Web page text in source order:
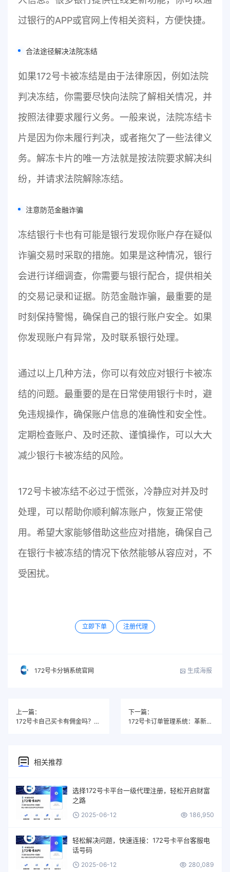
过银行的APP或官网上传相关资料，方便快捷。
合法途径解决法院冻结
如果172号卡被冻结是由于法律原因，例如法院
判决冻结，你需要尽快向法院了解相关情况，并
按照法律要求履行义务。一般来说，法院冻结卡
片是因为你未履行判决，或者拖欠了一些法律义
务。解冻卡片的唯一方法就是按法院要求解决纠
纷，并请求法院解除冻结。
注意防范金融诈骗
冻结银行卡也有可能是银行发现你账户存在疑似
诈骗交易时采取的措施。如果是这种情况，银行
会进行详细调查，你需要与银行配合，提供相关
的交易记录和证据。防范金融诈骗，最重要的是
时刻保持警惕，确保自己的银行账户安全。如果
你发现账户有异常，及时联系银行处理。
通过以上几种方法，你可以有效应对银行卡被冻
结的问题。最重要的是在日常使用银行卡时，避
免违规操作，确保账户信息的准确性和安全性。
定期检查账户、及时还款、谨慎操作，可以大大
减少银行卡被冻结的风险。
172号卡被冻结不必过于慌张，冷静应对并及时
处理，可以帮助你顺利解冻账户，恢复正常使
用。希望大家能够借助这些应对措施，确保自己
在银行卡被冻结的情况下依然能够从容应对，不
受困扰。
立即下单 注册代理
172号卡分销系统官网 生成海报
上一篇：
172号卡自己买卡有佣金吗？揭秘赚钱新机遇！
下一篇：
172号卡订单管理系统：革新企业运营的智能选择
相关推荐
选择172号卡平台一级代理注册，轻松开启财富
之路
2025-06-12 186,950
轻松解决问题，快速连接：172号卡平台客服电
话号码
2025-06-12 280,089